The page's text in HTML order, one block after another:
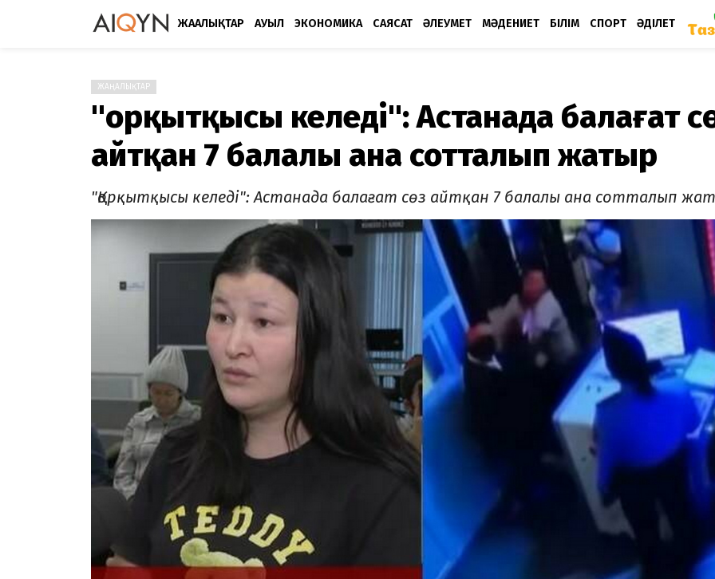
ЖАҢАЛЫҚТАР АУЫЛ ЭКОНОМИКА САЯСАТ ӘЛЕУМЕТ МӘДЕНИЕТ БІЛІМ СПОРТ ӘДІЛЕТ
ЖАҢАЛЫҚТАР
"Қорқытқысы келеді": Астанада балағат
айтқан 7 балалы ана сотталып жатыр
"Қорқытқысы келеді": Астанада балағат сөз айтқан 7 балалы ана сотталып